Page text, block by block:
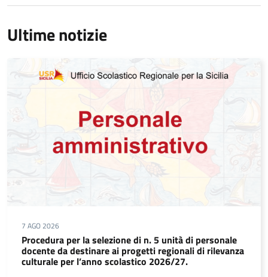
Ultime notizie
7 AGO 2026
Procedura per la selezione di n. 5 unità di personale
docente da destinare ai progetti regionali di rilevanza
culturale per l’anno scolastico 2026/27.